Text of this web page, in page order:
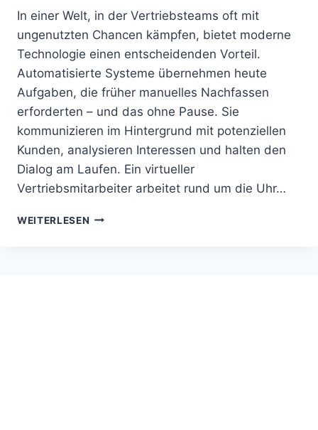
In einer Welt, in der Vertriebsteams oft mit
ungenutzten Chancen kämpfen, bietet moderne
Technologie einen entscheidenden Vorteil.
Automatisierte Systeme übernehmen heute
Aufgaben, die früher manuelles Nachfassen
erforderten – und das ohne Pause. Sie
kommunizieren im Hintergrund mit potenziellen
Kunden, analysieren Interessen und halten den
Dialog am Laufen. Ein virtueller
Vertriebsmitarbeiter arbeitet rund um die Uhr…
WEITERLESEN CONVERSICA